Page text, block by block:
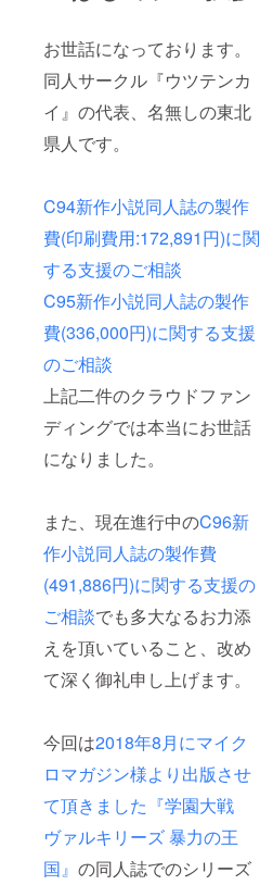
お世話になっております。
同人サークル『ウツテンカ
イ』の代表、名無しの東北
県人です。
C94新作小説同人誌の製作
費(印刷費用:172,891円)に関
する支援のご相談
C95新作小説同人誌の製作
費(336,000円)に関する支援
のご相談
上記二件のクラウドファン
ディングでは本当にお世話
になりました。
また、現在進行中のC96新
作小説同人誌の製作費
(491,886円)に関する支援の
ご相談でも多大なるお力添
えを頂いていること、改め
て深く御礼申し上げます。
今回は2018年8月にマイク
ロマガジン様より出版させ
て頂きました『学園大戦
ヴァルキリーズ 暴力の王
国』 の同人誌でのシリーズ